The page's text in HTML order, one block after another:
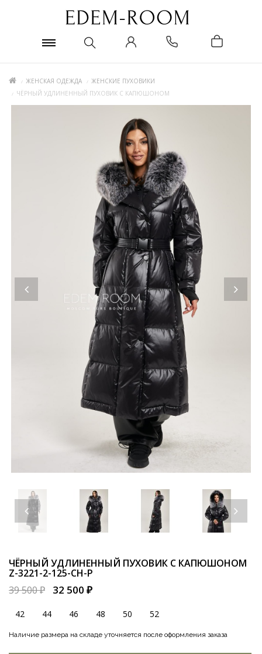
ЖЕНСКАЯ ОДЕЖДА
ЖЕНСКИЕ ПУХОВИКИ
ЧЁРНЫЙ УДЛИНЕННЫЙ ПУХОВИК С КАПЮШОНОМ
ЧЁРНЫЙ УДЛИНЕННЫЙ ПУХОВИК С КАПЮШОНОМ
Z-3221-2-125-CH-P
39 500 ₽
32 500 ₽
42 44 46 48 50 52
Наличие размера на складе уточняется после оформления заказа